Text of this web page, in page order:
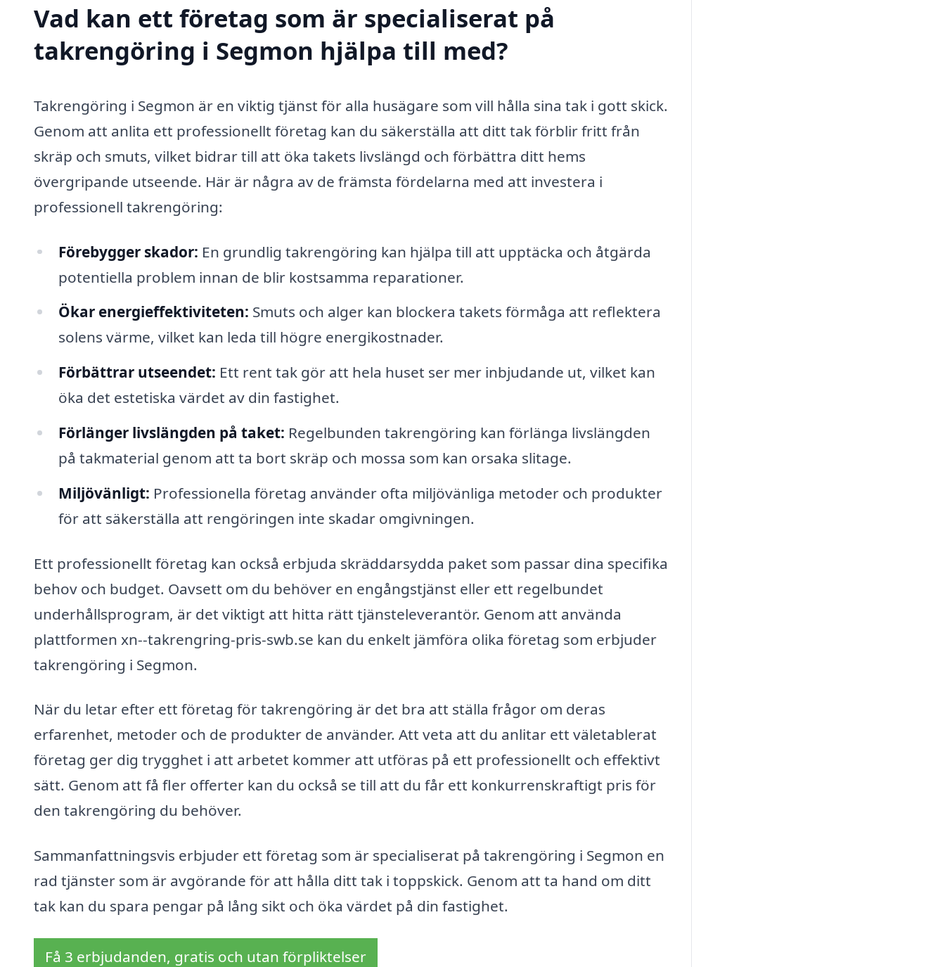
Vad kan ett företag som är specialiserat på
takrengöring i Segmon hjälpa till med?
Takrengöring i Segmon är en viktig tjänst för alla husägare som vill hålla sina tak i gott skick.
Genom att anlita ett professionellt företag kan du säkerställa att ditt tak förblir fritt från
skräp och smuts, vilket bidrar till att öka takets livslängd och förbättra ditt hems
övergripande utseende. Här är några av de främsta fördelarna med att investera i
professionell takrengöring:
Förebygger skador: En grundlig takrengöring kan hjälpa till att upptäcka och åtgärda
potentiella problem innan de blir kostsamma reparationer.
Ökar energieffektiviteten: Smuts och alger kan blockera takets förmåga att reflektera
solens värme, vilket kan leda till högre energikostnader.
Förbättrar utseendet: Ett rent tak gör att hela huset ser mer inbjudande ut, vilket kan
öka det estetiska värdet av din fastighet.
Förlänger livslängden på taket: Regelbunden takrengöring kan förlänga livslängden
på takmaterial genom att ta bort skräp och mossa som kan orsaka slitage.
Miljövänligt: Professionella företag använder ofta miljövänliga metoder och produkter
för att säkerställa att rengöringen inte skadar omgivningen.
Ett professionellt företag kan också erbjuda skräddarsydda paket som passar dina specifika
behov och budget. Oavsett om du behöver en engångstjänst eller ett regelbundet
underhållsprogram, är det viktigt att hitta rätt tjänsteleverantör. Genom att använda
plattformen xn--takrengring-pris-swb.se kan du enkelt jämföra olika företag som erbjuder
takrengöring i Segmon.
När du letar efter ett företag för takrengöring är det bra att ställa frågor om deras
erfarenhet, metoder och de produkter de använder. Att veta att du anlitar ett väletablerat
företag ger dig trygghet i att arbetet kommer att utföras på ett professionellt och effektivt
sätt. Genom att få fler offerter kan du också se till att du får ett konkurrenskraftigt pris för
den takrengöring du behöver.
Sammanfattningsvis erbjuder ett företag som är specialiserat på takrengöring i Segmon en
rad tjänster som är avgörande för att hålla ditt tak i toppskick. Genom att ta hand om ditt
tak kan du spara pengar på lång sikt och öka värdet på din fastighet.
Få 3 erbjudanden, gratis och utan förpliktelser